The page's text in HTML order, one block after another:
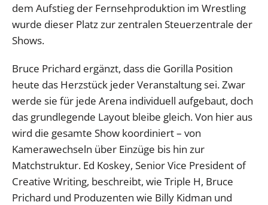
dem Aufstieg der Fernsehproduktion im Wrestling
wurde dieser Platz zur zentralen Steuerzentrale der
Shows.
Bruce Prichard ergänzt, dass die Gorilla Position
heute das Herzstück jeder Veranstaltung sei. Zwar
werde sie für jede Arena individuell aufgebaut, doch
das grundlegende Layout bleibe gleich. Von hier aus
wird die gesamte Show koordiniert – von
Kamerawechseln über Einzüge bis hin zur
Matchstruktur. Ed Koskey, Senior Vice President of
Creative Writing, beschreibt, wie Triple H, Bruce
Prichard und Produzenten wie Billy Kidman und